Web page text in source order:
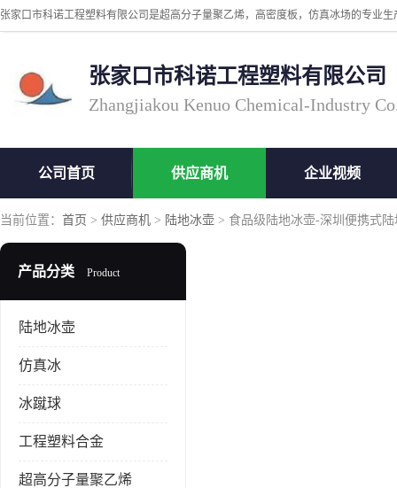
张家口市科诺工程塑料有限公司
Zhangjiakou Kenuo Chemical-Industry
公司首页 供应商机 企业视频
当前位置： 首页 > 供应商机 > 陆地冰壶 > 食品级陆地冰壶-深圳便携式
产品分类 Product
陆地冰壶
仿真冰
冰蹴球
工程塑料合金
超高分子量聚乙烯